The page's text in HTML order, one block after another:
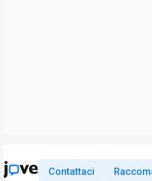
Contattaci